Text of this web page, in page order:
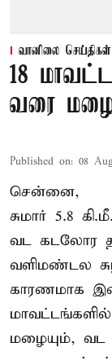
வானிலை செய்திகள்
18
வரை
Published on: 08
சென்னை,
சுமார் 5.8
வட கடலோர
வளிமண்டல
காரணமாக
மழையும், வட